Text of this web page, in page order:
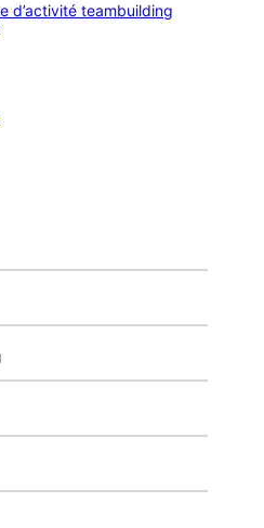
d’activité teambuilding